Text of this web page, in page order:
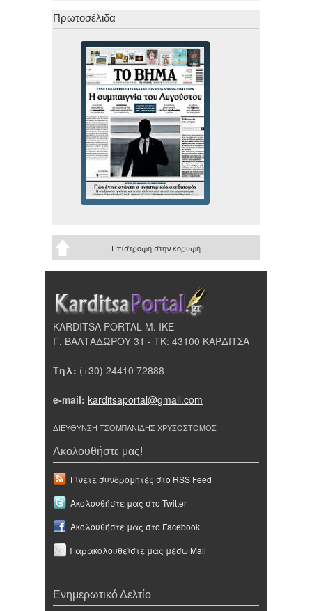
Πρωτοσέλιδα
Επιστροφή στην κορυφή
KARDITSA PORTAL Μ. ΙΚΕ
Γ. ΒΑΛΤΑΔΩΡΟΥ 31 - ΤΚ: 43100 ΚΑΡΔΙΤΣΑ
Τηλ: (+30) 24410 72888
e-mail: karditsaportal@gmail.com
ΔΙΕΥΘΥΝΣΗ ΤΣΟΜΠΑΝΙΔΗΣ ΧΡΥΣΟΣΤΟΜΟΣ
Ακολουθήστε μας!
Γίνετε συνδρομητές στο RSS Feed
Ακολουθήστε μας στο Twitter
Ακολουθήστε μας στο Facebook
Παρακολουθείστε μας μέσω Mail
Ενημερωτικό Δελτίο